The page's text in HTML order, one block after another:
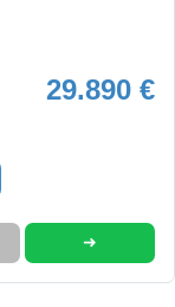
29.890 €
➜